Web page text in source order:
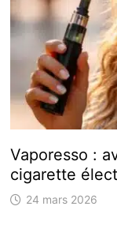
Vaporesso :
cigarette
24 mars 2026